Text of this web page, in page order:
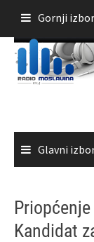
sadržaja
Gornji
Glavni
Kandidat